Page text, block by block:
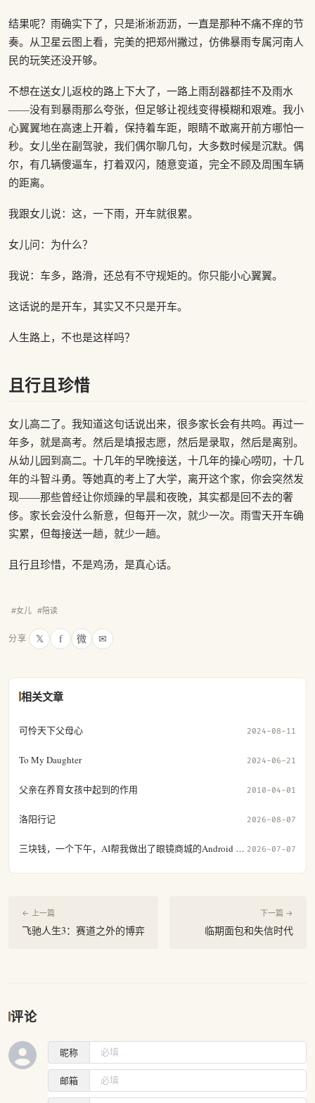
结果呢？雨确实下了，只是淅淅沥沥，一直是那种不痛不痒的节
奏。从卫星云图上看，完美的把郑州撇过，仿佛暴雨专属河南人
民的玩笑还没开够。
不想在送女儿返校的路上下大了，一路上雨刮器都挂不及雨水
——没有到暴雨那么夸张，但足够让视线变得模糊和艰难。我小
心翼翼地在高速上开着，保持着车距，眼睛不敢离开前方哪怕一
秒。女儿坐在副驾驶，我们偶尔聊几句，大多数时候是沉默。偶
尔，有几辆傻逼车，打着双闪，随意变道，完全不顾及周围车辆
的距离。
我跟女儿说：这，一下雨，开车就很累。
女儿问：为什么？
我说：车多，路滑，还总有不守规矩的。你只能小心翼翼。
这话说的是开车，其实又不只是开车。
人生路上，不也是这样吗？
且行且珍惜
女儿高二了。我知道这句话说出来，很多家长会有共鸣。再过一
年多，就是高考。然后是填报志愿，然后是录取，然后是离别。
从幼儿园到高二。十几年的早晚接送，十几年的操心唠叨，十几
年的斗智斗勇。等她真的考上了大学，离开这个家，你会突然发
现——那些曾经让你烦躁的早晨和夜晚，其实都是回不去的奢
侈。家长会没什么新意，但每开一次，就少一次。雨雪天开车确
实累，但每接送一趟，就少一趟。
且行且珍惜，不是鸡汤，是真心话。
#女儿 #陪读
分享 𝕏 f 微 ✉
相关文章
可怜天下父母心 2024-08-11
To My Daughter 2024-06-21
父亲在养育女孩中起到的作用 2010-04-01
洛阳行记 2026-08-07
三块钱，一个下午，AI帮我做出了眼镜商城的Android App 2026-07-07
← 上一篇
飞驰人生3：赛道之外的博弈
下一篇 →
临期面包和失信时代
评论
昵称
邮箱